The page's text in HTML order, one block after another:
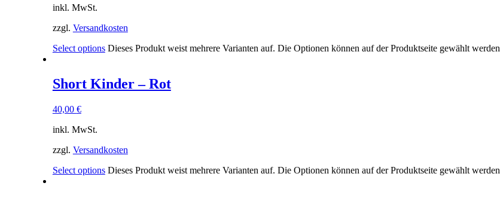
inkl. MwSt.
zzgl. Versandkosten
Select options Dieses Produkt weist mehrere Varianten auf. Die Optionen können auf der Produktseite gewählt werden
Short Kinder – Rot
40,00 €
inkl. MwSt.
zzgl. Versandkosten
Select options Dieses Produkt weist mehrere Varianten auf. Die Optionen können auf der Produktseite gewählt werden